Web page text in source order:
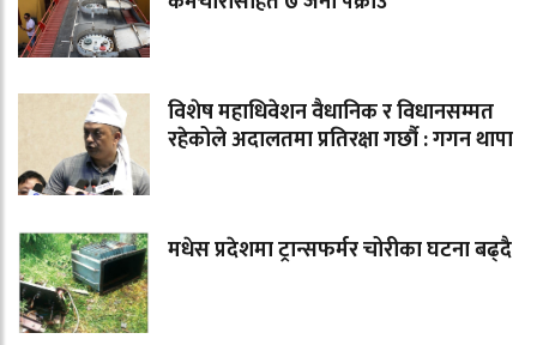
विशेष महाधिवेशन वैधानिक र विधानसम्मत
रहेकोले अदालतमा प्रतिरक्षा गर्छौ : गगन थापा
मधेस प्रदेशमा ट्रान्सफर्मर चोरीका घटना बढ्दै